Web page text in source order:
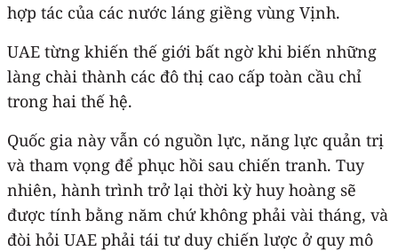
hợp tác của các nước láng giềng vùng Vịnh.
UAE từng khiến thế giới bất ngờ khi biến những
làng chài thành các đô thị cao cấp toàn cầu chỉ
trong hai thế hệ.
Quốc gia này vẫn có nguồn lực, năng lực quản trị
và tham vọng để phục hồi sau chiến tranh. Tuy
nhiên, hành trình trở lại thời kỳ huy hoàng sẽ
được tính bằng năm chứ không phải vài tháng, và
đòi hỏi UAE phải tái tư duy chiến lược ở quy mô